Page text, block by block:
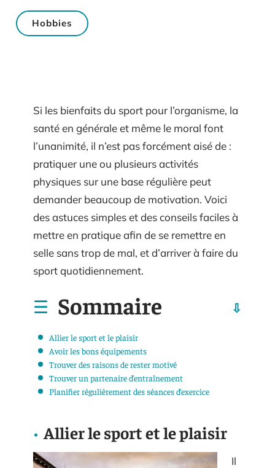
Hobbies
Si les bienfaits du sport pour l’organisme, la
santé en générale et même le moral font
l’unanimité, il n’est pas forcément aisé de :
pratiquer une ou plusieurs activités
physiques sur une base régulière peut
demander beaucoup de motivation. Voici
des astuces simples et des conseils faciles à
mettre en pratique afin de se remettre en
selle sans trop de mal, et d’arriver à faire du
sport quotidiennement.
Sommaire
Allier le sport et le plaisir
Avoir les bons équipements
Trouver des raisons de rester motivé
Trouver un partenaire d’entraînement
Planifier régulièrement des séances d’exercice
Allier le sport et le plaisir
Il